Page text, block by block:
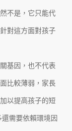
不是，它只能代
對這方面對孩子
基因，也不代表
比較薄弱，家長
以提高孩子的短
需要依賴環境因